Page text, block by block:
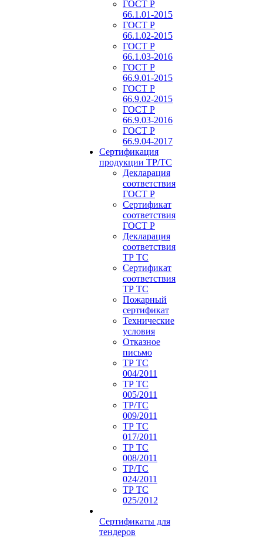
ГОСТ Р
66.1.01-2015
ГОСТ Р
66.1.02-2015
ГОСТ Р
66.1.03-2016
ГОСТ Р
66.9.01-2015
ГОСТ Р
66.9.02-2015
ГОСТ Р
66.9.03-2016
ГОСТ Р
66.9.04-2017
Сертификация
продукции ТР/ТС
Декларация
соответствия
ГОСТ Р
Сертификат
соответствия
ГОСТ Р
Декларация
соответствия
ТР ТС
Сертификат
соответствия
ТР ТС
Пожарный
сертификат
Технические
условия
Отказное
письмо
ТР ТС
004/2011
ТР ТС
005/2011
ТР/ТС
009/2011
ТР ТС
017/2011
ТР ТС
008/2011
ТР/ТС
024/2011
ТР ТС
025/2012
Сертификаты для
тендеров